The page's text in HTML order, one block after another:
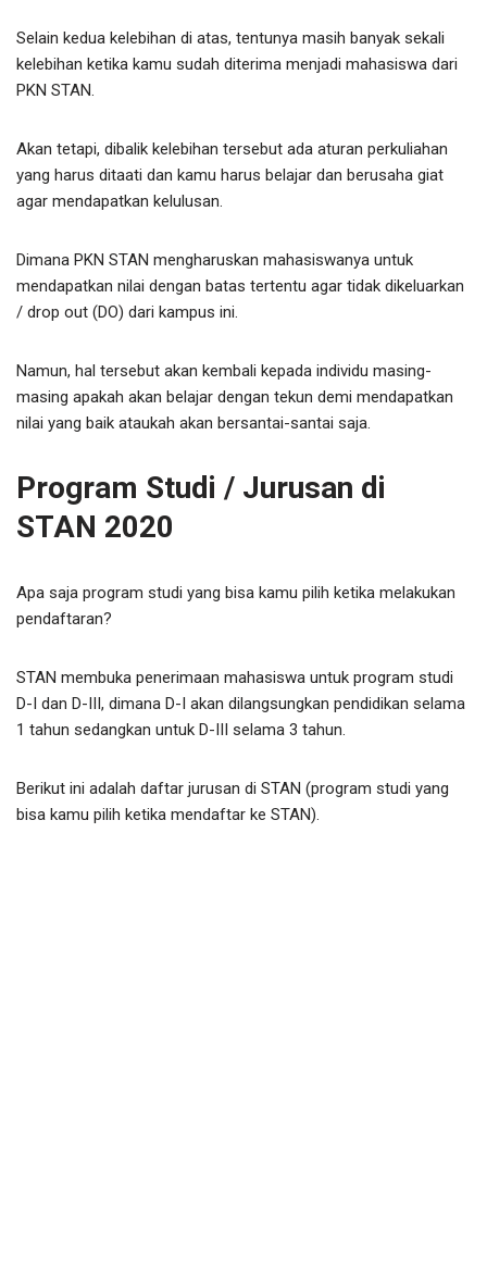
Selain kedua kelebihan di atas, tentunya masih banyak sekali
kelebihan ketika kamu sudah diterima menjadi mahasiswa dari
PKN STAN.
Akan tetapi, dibalik kelebihan tersebut ada aturan perkuliahan
yang harus ditaati dan kamu harus belajar dan berusaha giat
agar mendapatkan kelulusan.
Dimana PKN STAN mengharuskan mahasiswanya untuk
mendapatkan nilai dengan batas tertentu agar tidak dikeluarkan
/ drop out (DO) dari kampus ini.
Namun, hal tersebut akan kembali kepada individu masing-
masing apakah akan belajar dengan tekun demi mendapatkan
nilai yang baik ataukah akan bersantai-santai saja.
Program Studi / Jurusan di
STAN 2020
Apa saja program studi yang bisa kamu pilih ketika melakukan
pendaftaran?
STAN membuka penerimaan mahasiswa untuk program studi
D-I dan D-III, dimana D-I akan dilangsungkan pendidikan selama
1 tahun sedangkan untuk D-III selama 3 tahun.
Berikut ini adalah daftar jurusan di STAN (program studi yang
bisa kamu pilih ketika mendaftar ke STAN).